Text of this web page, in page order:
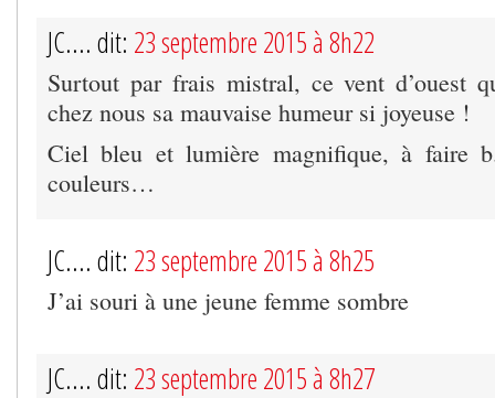
JC.... dit: 23 septembre 2015 à 8h22
Surtout par frais mistral, ce vent d’ouest
chez nous sa mauvaise humeur si joyeuse !
Ciel bleu et lumière magnifique, à faire
couleurs…
JC.... dit: 23 septembre 2015 à 8h25
J’ai souri à une jeune femme sombre
JC.... dit: 23 septembre 2015 à 8h27